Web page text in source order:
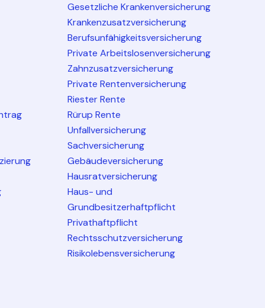
Gesetzliche Krankenversicherung
Krankenzusatzversicherung
Berufsunfähigkeitsversicherung
Private Arbeitslosenversicherung
Zahnzusatzversicherung
Private Rentenversicherung
Riester Rente
Rürup Rente
Unfallversicherung
Sachversicherung
Gebäudeversicherung
Hausratversicherung
Haus- und
Grundbesitzerhaftpflicht
Privathaftpflicht
Rechtsschutzversicherung
Risikolebensversicherung